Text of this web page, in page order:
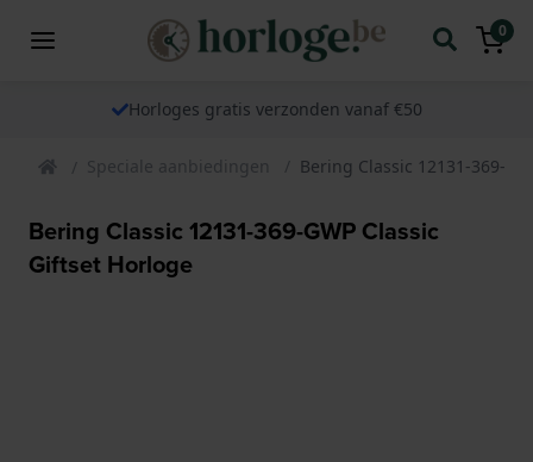
0
Horloges gratis verzonden vanaf €50
Speciale aanbiedingen Bering Classic 12131-369-
Bering Classic 12131-369-GWP Classic
Giftset Horloge